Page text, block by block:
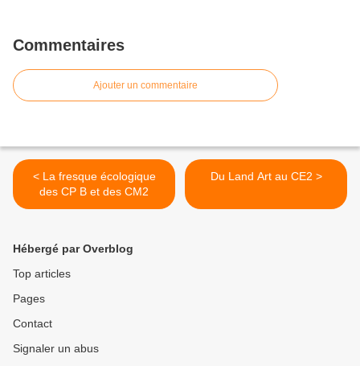
Commentaires
Ajouter un commentaire
< La fresque écologique
des CP B et des CM2
Du Land Art au CE2 >
Hébergé par Overblog
Top articles
Pages
Contact
Signaler un abus